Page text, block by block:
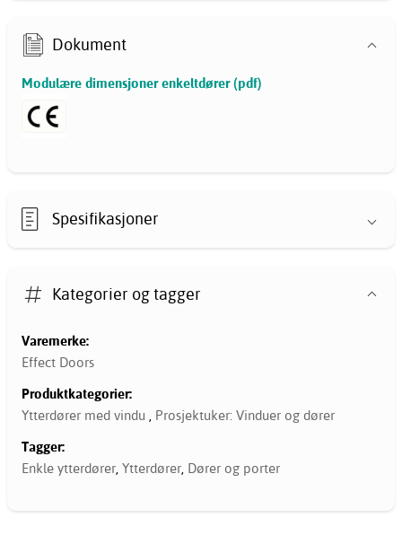
Dokument
Modulære dimensjoner enkeltdører (pdf)
Spesifikasjoner
Kategorier og tagger
Varemerke:
Effect Doors
Produktkategorier:
Ytterdører med vindu , Prosjektuker: Vinduer og dører
Tagger:
Enkle ytterdører, Ytterdører, Dører og porter